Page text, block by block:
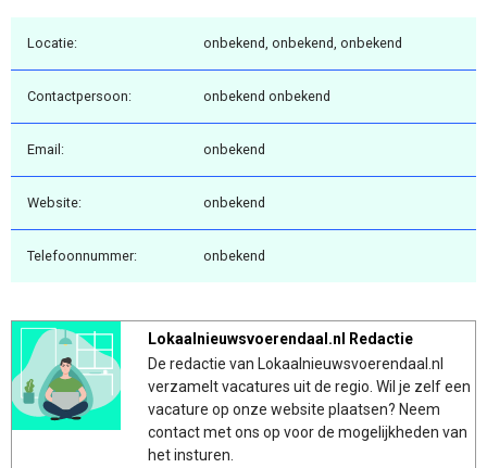
Locatie: onbekend, onbekend, onbekend
Contactpersoon: onbekend onbekend
Email: onbekend
Website: onbekend
Telefoonnummer: onbekend
Lokaalnieuwsvoerendaal.nl Redactie
De redactie van Lokaalnieuwsvoerendaal.nl
verzamelt vacatures uit de regio. Wil je zelf een
vacature op onze website plaatsen? Neem
contact met ons op voor de mogelijkheden van
het insturen.